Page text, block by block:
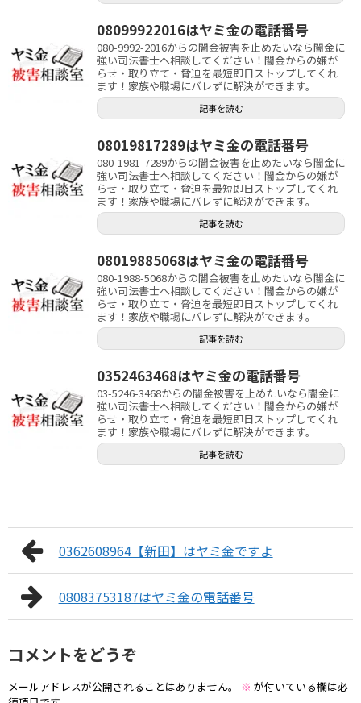
08099922016はヤミ金の電話番号
080-9992-2016からの闇金被害を止めたいなら闇金に
強い司法書士へ相談してください！闇金からの嫌が
らせ・取り立て・脅迫を最短即日ストップしてくれ
ます！家族や職場にバレずに解決ができます。
記事を読む
08019817289はヤミ金の電話番号
080-1981-7289からの闇金被害を止めたいなら闇金に
強い司法書士へ相談してください！闇金からの嫌が
らせ・取り立て・脅迫を最短即日ストップしてくれ
ます！家族や職場にバレずに解決ができます。
記事を読む
08019885068はヤミ金の電話番号
080-1988-5068からの闇金被害を止めたいなら闇金に
強い司法書士へ相談してください！闇金からの嫌が
らせ・取り立て・脅迫を最短即日ストップしてくれ
ます！家族や職場にバレずに解決ができます。
記事を読む
0352463468はヤミ金の電話番号
03-5246-3468からの闇金被害を止めたいなら闇金に
強い司法書士へ相談してください！闇金からの嫌が
らせ・取り立て・脅迫を最短即日ストップしてくれ
ます！家族や職場にバレずに解決ができます。
記事を読む
0362608964【新田】はヤミ金ですよ
08083753187はヤミ金の電話番号
コメントをどうぞ
メールアドレスが公開されることはありません。 ※ が付いている欄は必